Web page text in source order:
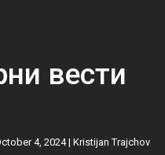
вести
4, 2024 |Kristijan Trajchov